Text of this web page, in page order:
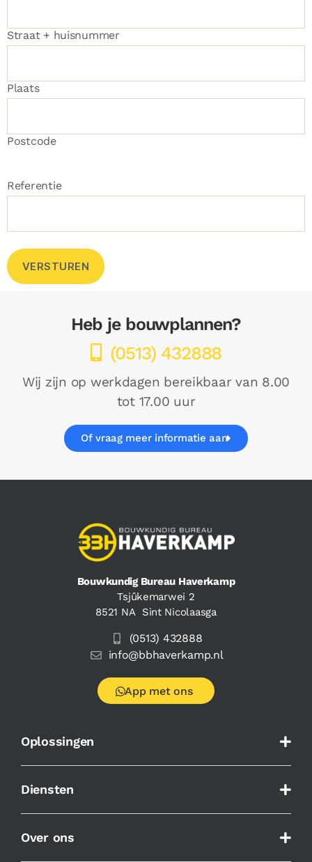
Straat + huisnummer
Plaats
Postcode
Referentie
Heb je bouwplannen?
(0513) 432888
Wij zijn op werkdagen bereikbaar van 8.00
tot 17.00 uur
Of vraag meer informatie aan
Bouwkundig Bureau Haverkamp
Tsjûkemarwei 2
8521 NA Sint Nicolaasga
(0513) 432888
info@bbhaverkamp.nl
App met ons
Oplossingen
Diensten
Over ons